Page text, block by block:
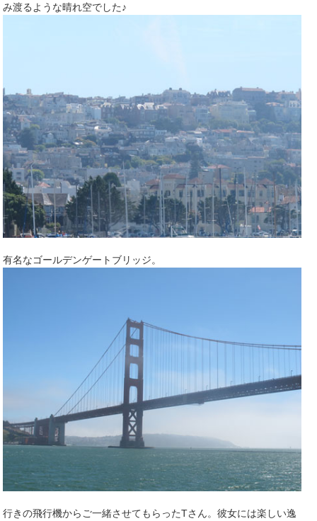
み渡るような晴れ空でした♪
有名なゴールデンゲートブリッジ。
行きの飛行機からご一緒させてもらったTさん。彼女には楽しい逸